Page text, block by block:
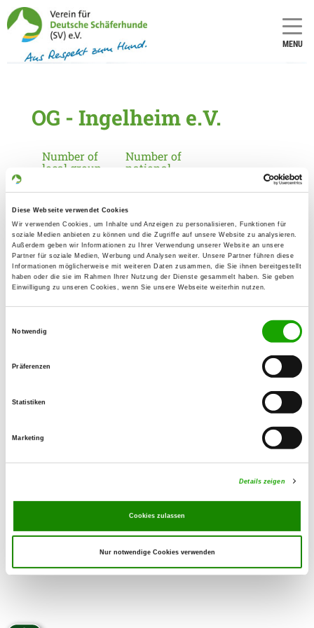
Diese Webseite verwendet Cookies
Wir verwenden Cookies, um Inhalte und Anzeigen zu personalisieren, Funktionen für
soziale Medien anbieten zu können und die Zugriffe auf unsere Website zu analysieren.
Außerdem geben wir Informationen zu Ihrer Verwendung unserer Website an unsere
Partner für soziale Medien, Werbung und Analysen weiter. Unsere Partner führen diese
Informationen möglicherweise mit weiteren Daten zusammen, die Sie ihnen bereitgestellt
haben oder die sie im Rahmen Ihrer Nutzung der Dienste gesammelt haben. Sie geben
Einwilligung zu unseren Cookies, wenn Sie unsere Webseite weiterhin nutzen.
Notwendig
Präferenzen
Statistiken
Marketing
Details zeigen
Cookies zulassen
Nur notwendige Cookies verwenden
MENU
OG - Ingelheim e.V.
Number of
local group
applicants
in
Germany):
1113
Number of
national
for
in
Germany):
10
Information about the local group
Contact:
Dirk Meyer
Konrad-Adenauer-Str. 60
E-Mail:
dirkmeyer2000@yahoo.de